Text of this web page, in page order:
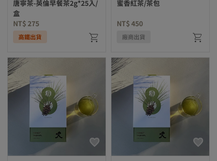
唐寧茶-英倫早餐茶2g*25入/
盒
NT$ 275
高鐵出貨
蜜香紅茶/茶包
NT$ 450
廠商出貨